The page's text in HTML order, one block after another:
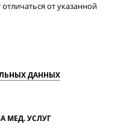
от указанной
ДАННЫХ